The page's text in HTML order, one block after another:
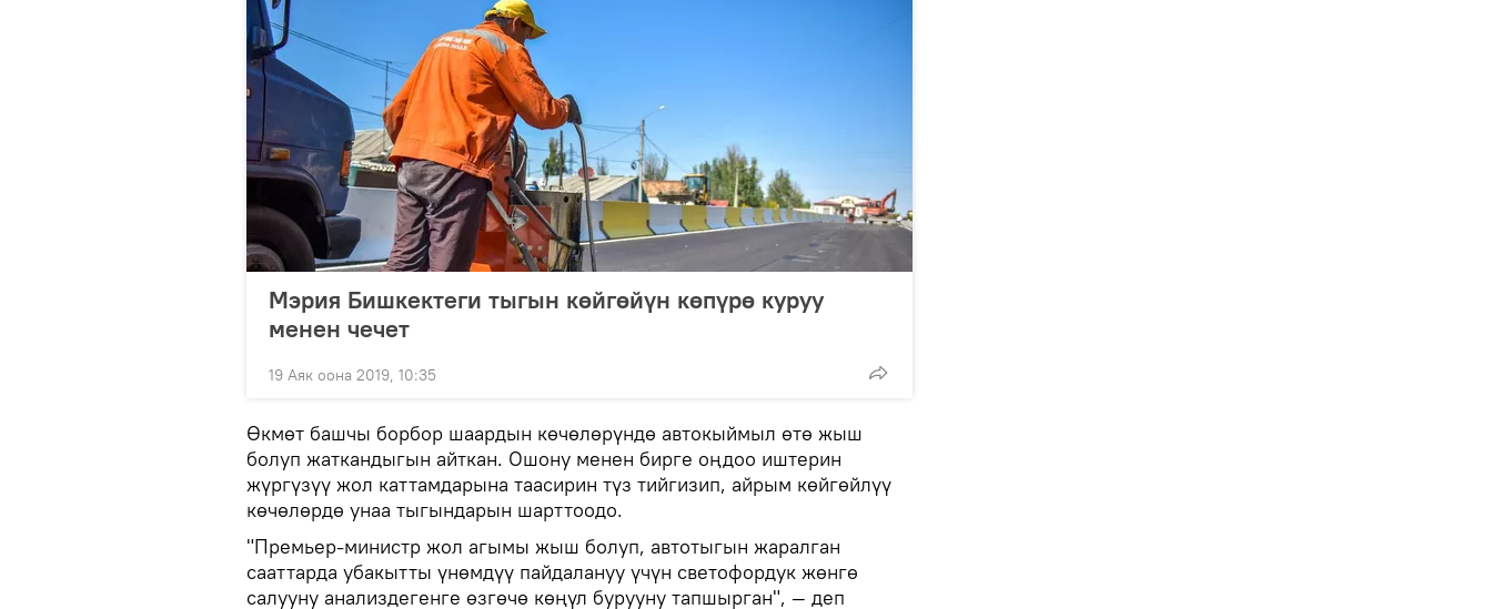
Мэрия Бишкектеги тыгын көйгөйүн көпүрө куруу
менен чечет
19 Аяк оона 2019, 10:35
Өкмөт башчы борбор шаардын көчөлөрүндө автокыймыл өтө жыш
болуп жаткандыгын айткан. Ошону менен бирге оңдоо иштерин
жүргүзүү жол каттамдарына таасирин түз тийгизип, айрым көйгөйлүү
көчөлөрдө унаа тыгындарын шарттоодо.
"Премьер-министр жол агымы жыш болуп, автотыгын жаралган
сааттарда убакытты үнөмдүү пайдалануу үчүн светофордук жөнгө
салууну анализдегенге өзгөчө көңүл бурууну тапшырган", — деп